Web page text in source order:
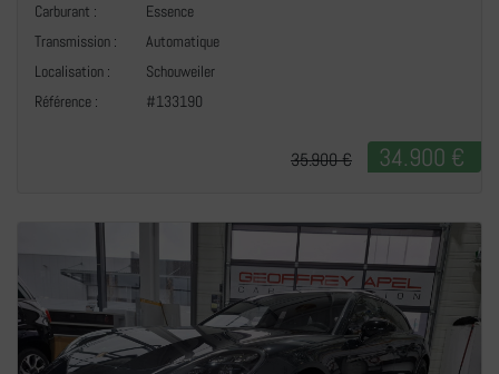
Carburant :
Essence
Transmission :
Automatique
Localisation :
Schouweiler
Référence :
#133190
34.900 €
35.900 €